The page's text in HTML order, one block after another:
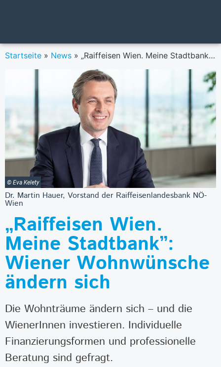
Startseite » News » „Raiffeisen Wien. Meine Stadtbank”: Wiener Wohnwünsche ändern sich
© Eva Kelety
Dr. Martin Hauer, Vorstand der Raiffeisenlandesbank NÖ-
Wien
„Raiffeisen Wien.
Meine Stadtbank”:
Wiener Wohnwünsche
ändern sich
Die Wohnträume ändern sich – und die
WienerInnen investieren. Individuelle
Finanzierungsformen und professionelle
Beratung sind gefragt.